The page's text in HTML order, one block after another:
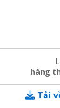
hàng
Tải